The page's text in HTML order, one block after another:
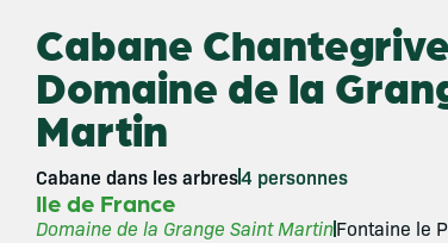
Cabane
Domaine de la
Martin
Cabane dans les arbres4 personnes
Ile de France
Domaine de la Grange Saint MartinFontaine le